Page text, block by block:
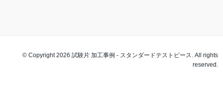
© Copyright 2026 試験片 加工事例 - スタンダードテストピース. All rights
reserved.